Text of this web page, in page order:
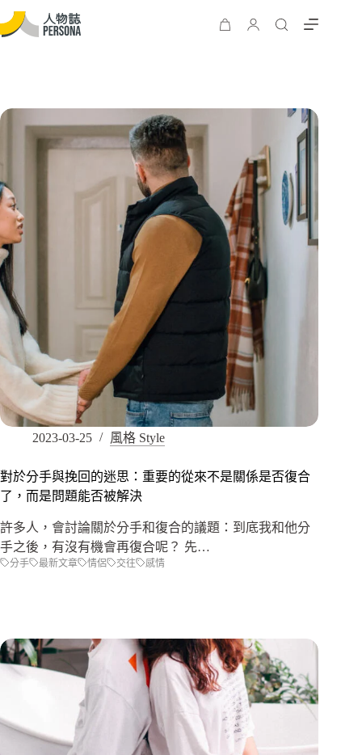
2023-03-25 風格 Style
對於分手與挽回的迷思：重要的從來不是關係是否復合
了，而是問題能否被解決
許多人，會討論關於分手和復合的議題：到底我和他分
手之後，有沒有機會再復合呢？ 先…
分手 最新文章 情侶 交往 感情